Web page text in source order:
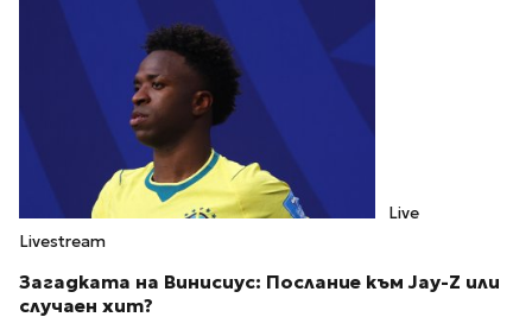
Live
Livestream
Загадката на Винисиус: Послание към Jay-Z или
случаен хит?